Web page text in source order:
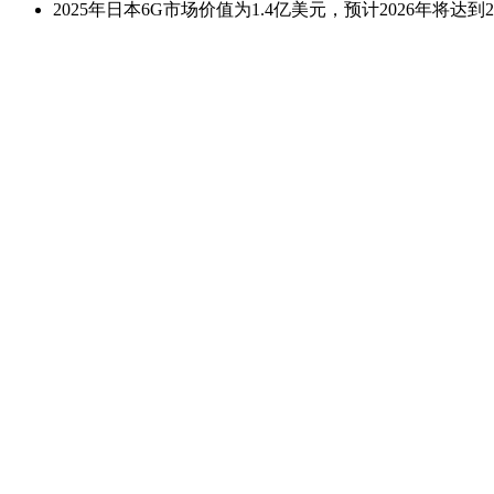
2025年日本6G市场价值为1.4亿美元，预计2026年将达到